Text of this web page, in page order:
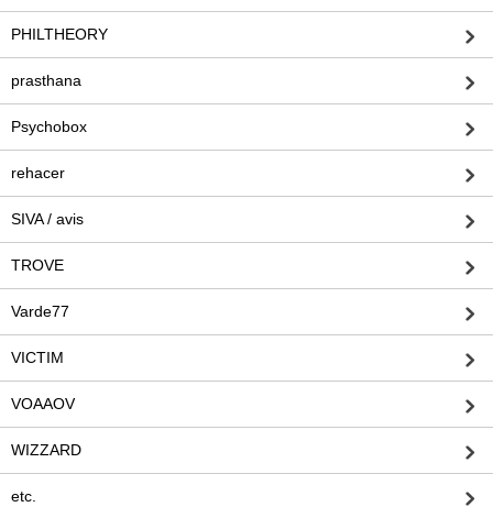
PHILTHEORY
prasthana
Psychobox
rehacer
SIVA / avis
TROVE
Varde77
VICTIM
VOAAOV
WIZZARD
etc.